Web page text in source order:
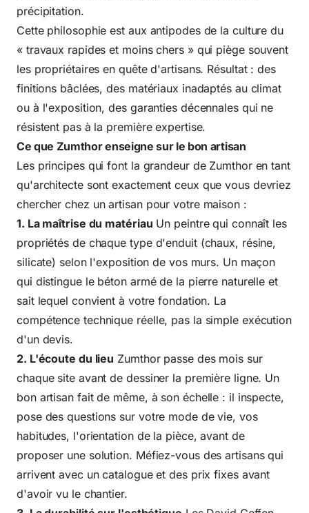
précipitation.
Cette philosophie est aux antipodes de la culture du
« travaux rapides et moins chers » qui piège souvent
les propriétaires en quête d'artisans. Résultat : des
finitions bâclées, des matériaux inadaptés au climat
ou à l'exposition, des garanties décennales qui ne
résistent pas à la première expertise.
Ce que Zumthor enseigne sur le bon artisan
Les principes qui font la grandeur de Zumthor en tant
qu'architecte sont exactement ceux que vous devriez
chercher chez un artisan pour votre maison :
1. La maîtrise du matériau Un peintre qui connaît les
propriétés de chaque type d'enduit (chaux, résine,
silicate) selon l'exposition de vos murs. Un maçon
qui distingue le béton armé de la pierre naturelle et
sait lequel convient à votre fondation. La
compétence technique réelle, pas la simple exécution
d'un devis.
2. L'écoute du lieu Zumthor passe des mois sur
chaque site avant de dessiner la première ligne. Un
bon artisan fait de même, à son échelle : il inspecte,
pose des questions sur votre mode de vie, vos
habitudes, l'orientation de la pièce, avant de
proposer une solution. Méfiez-vous des artisans qui
arrivent avec un catalogue et des prix fixes avant
d'avoir vu le chantier.